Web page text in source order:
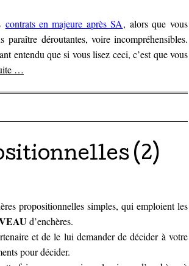
contrats en majeure après SA, alors que vous
déroutantes, voire incompréhensibles.
entendu que si vous lisez ceci, c’est que vous
…
(2)
propositionnelles simples, qui emploient les
d’enchères.
et de le lui demander de décider à votre
pour décider.